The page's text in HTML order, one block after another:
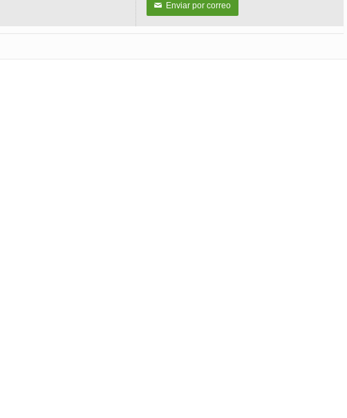
✉ Enviar por correo